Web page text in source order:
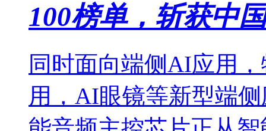
100榜单，斩获中
同时面向端侧AI应用
用，AI眼镜等新型端